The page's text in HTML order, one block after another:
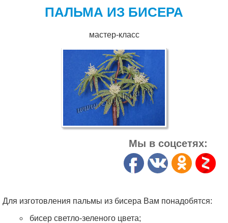
ПАЛЬМА ИЗ БИСЕРА
мастер-класс
Мы в соцсетях:
Для изготовления пальмы из бисера Вам понадобятся:
бисер светло-зеленого цвета;